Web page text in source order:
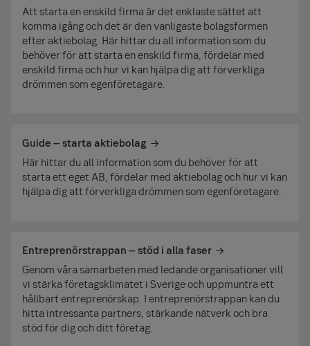
Att starta en enskild firma är det enklaste sättet att
komma igång och det är den vanligaste bolagsformen
efter aktiebolag. Här hittar du all information som du
behöver för att starta en enskild firma, fördelar med
enskild firma och hur vi kan hjälpa dig att förverkliga
drömmen som egenföretagare.
Guide – starta aktiebolag
Här hittar du all information som du behöver för att
starta ett eget AB, fördelar med aktie­bolag och hur vi kan
hjälpa dig att förverkliga drömmen som egen­företagare.
Entreprenörstrappan – stöd i alla faser
Genom våra samarbeten med ledande organisationer vill
vi stärka företagsklimatet i Sverige och uppmuntra ett
hållbart entreprenörskap. I entreprenörstrappan kan du
hitta intressanta partners, stärkande nätverk och bra
stöd för dig och ditt företag.